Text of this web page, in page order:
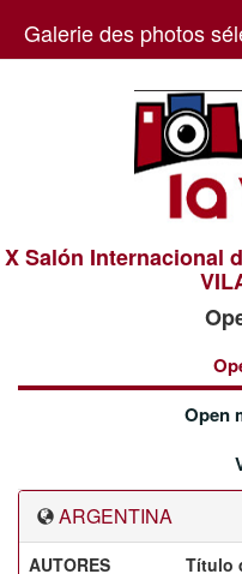
Galerie des photos
X Salón Internacional
Open
ARGENTINA
AUTORES Título